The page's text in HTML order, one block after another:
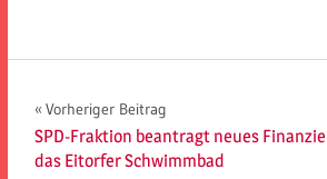
Beitragsnavigation
Vorheriger Beitrag
SPD-Fraktion beantragt neues
das Eitorfer Schwimmbad